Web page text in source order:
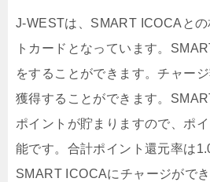
J-WESTは、SMART ICOCAと
トカードとなっています。
をすることができます。チャー
獲得することができます。
ポイントが貯まりますので、ポ
能です。合計ポイント還元率は
SMART ICOCAにチャージがで